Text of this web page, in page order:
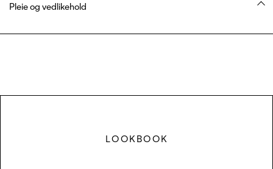
Pleie og vedlikehold
LOOKBOOK